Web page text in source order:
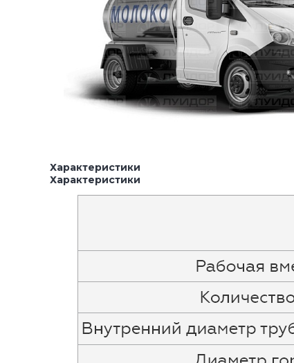
Характеристики
Характеристики